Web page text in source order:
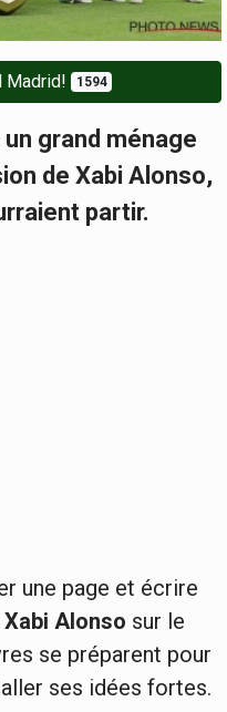
Madrid! 1594
grand ménage
de Xabi Alonso,
partir.
une page et écrire
Xabi Alonso sur le
se préparent pour
ses idées fortes.